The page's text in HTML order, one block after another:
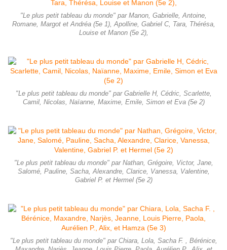
"Le plus petit tableau du monde" par Manon, Gabrielle, Antoine,
Romane, Margot et Andréa (5e 1), Apolline, Gabriel C, Tara, Thérésa,
Louise et Manon (5e 2),
"Le plus petit tableau du monde" par Gabrielle H, Cédric, Scarlette,
Camil, Nicolas, Naïanne, Maxime, Emile, Simon et Eva (5e 2)
"Le plus petit tableau du monde" par Nathan, Grégoire, Victor, Jane,
Salomé, Pauline, Sacha, Alexandre, Clarice, Vanessa, Valentine,
Gabriel P. et Hermel (5e 2)
"Le plus petit tableau du monde" par Chiara, Lola, Sacha F. , Bérénice,